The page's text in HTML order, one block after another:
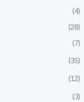
(4)
(28)
(7)
(35)
(12)
(3)